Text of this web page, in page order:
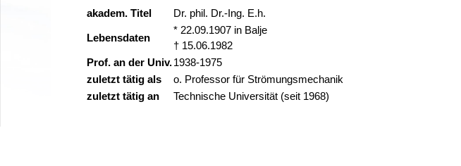
akadem. Titel Dr. phil. Dr.-Ing. E.h.
Lebensdaten
* 22.09.1907 in Balje
† 15.06.1982
Prof. an der Univ.1938-1975
zuletzt tätig als
o. Professor für Strömungsmechanik
zuletzt tätig an
Technische Universität (seit 1968)